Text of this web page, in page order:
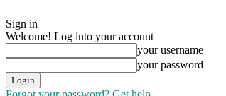
Sign in
Welcome! Log into your account
your username
your password